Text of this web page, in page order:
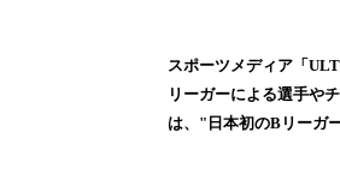
スポーツメディア「
リーガーによる選手や
は、"日本初のBリーガ